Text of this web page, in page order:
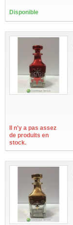
Disponible
Il n'y a pas assez
de produits en
stock.